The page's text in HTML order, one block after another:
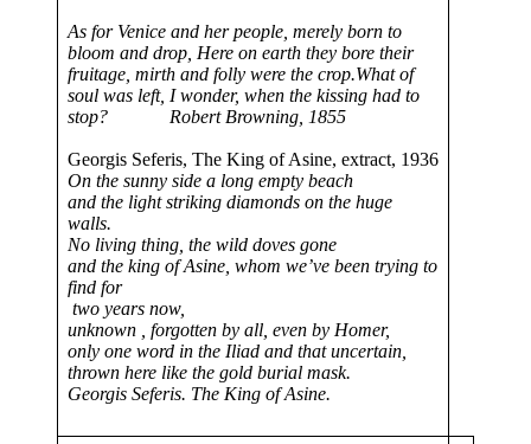
As for Venice and her people, merely born to
bloom and drop, Here on earth they bore their
fruitage, mirth and folly were the crop.What of
soul was left, I wonder, when the kissing had to
stop?
Robert Browning, 1855
Georgis Seferis, The King of Asine, extract, 1936
On the sunny side a long empty beach
and the light striking diamonds on the huge
walls.
No living thing, the wild doves gone
and the king of Asine, whom we’ve been trying to
find for
two years now,
unknown , forgotten by all, even by Homer,
only one word in the Iliad and that uncertain,
thrown here like the gold burial mask.
Georgis Seferis. The King of Asine.